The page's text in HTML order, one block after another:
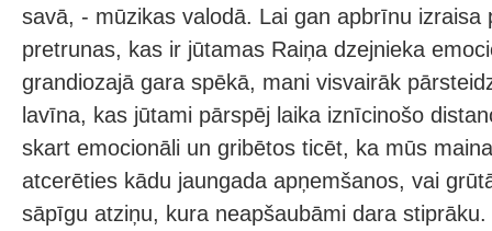
savā, - mūzikas valodā. Lai gan apbrīnu izraisa
pretrunas, kas ir jūtamas Raiņa dzejnieka
grandiozajā gara spēkā, mani visvairāk
lavīna, kas jūtami pārspēj laika iznīcinošo
skart emocionāli un gribētos ticēt, ka mūs
atcerēties kādu jaungada apņemšanos, vai
sāpīgu atziņu, kura neapšaubāmi dara